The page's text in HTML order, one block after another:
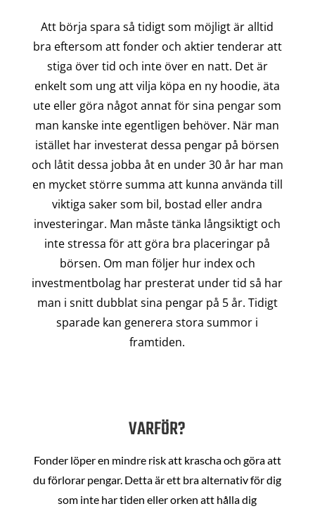
Att börja spara så tidigt som möjligt är alltid
bra eftersom att fonder och aktier tenderar att
stiga över tid och inte över en natt. Det är
enkelt som ung att vilja köpa en ny hoodie, äta
ute eller göra något annat för sina pengar som
man kanske inte egentligen behöver. När man
istället har investerat dessa pengar på börsen
och låtit dessa jobba åt en under 30 år har man
en mycket större summa att kunna använda till
viktiga saker som bil, bostad eller andra
investeringar. Man måste tänka långsiktigt och
inte stressa för att göra bra placeringar på
börsen. Om man följer hur index och
investmentbolag har presterat under tid så har
man i snitt dubblat sina pengar på 5 år. Tidigt
sparade kan generera stora summor i
framtiden.
VARFÖR?
Fonder löper en mindre risk att krascha och göra att
du förlorar pengar. Detta är ett bra alternativ för dig
som inte har tiden eller orken att hålla dig